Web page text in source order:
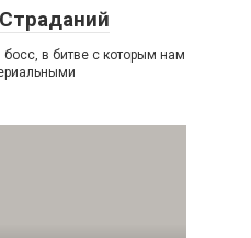
в битве с которым нам